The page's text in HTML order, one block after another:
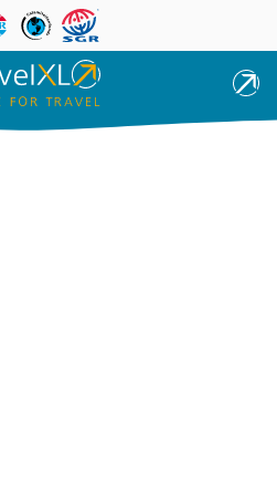
Overslaan en naar de inhoud